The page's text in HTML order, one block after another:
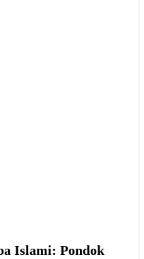
Islami: Pondok